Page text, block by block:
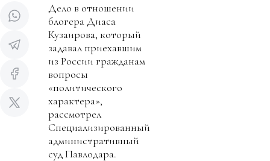
Дело в отношении
блогера Диаса
Кузаирова, который
задавал приехавшим
из России гражданам
вопросы
«политического
характера»,
рассмотрел
Специализированный
административный
суд Павлодара.